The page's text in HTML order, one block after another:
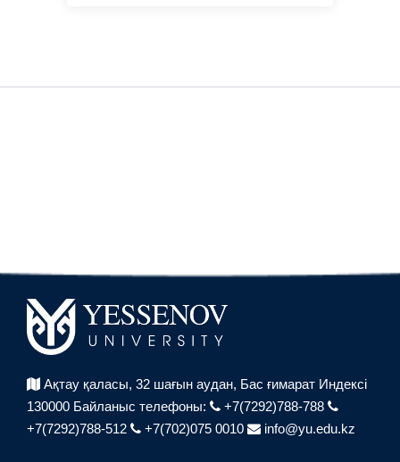
Ақтау қаласы, 32 шағын аудан, Бас ғимарат Индексі
130000 Байланыс телефоны:
+7(7292)788-788
+7(7292)788-512
+7(702)075 0010 info@yu.edu.kz